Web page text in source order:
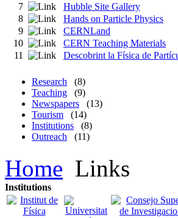
7
Hubble Site Gallery
8
Hands on Particle Physics
9
CERNLand
10
CERN Teaching Materials
11
Descobrint la Física de
Research
(8)
Teaching
(9)
Newspapers
(13)
Tourism
(14)
Institutions
(8)
Outreach
(11)
Home Links
Institutions